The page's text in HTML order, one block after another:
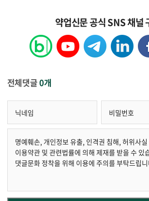
약업신문 공식 SNS 채널
전체댓글0개